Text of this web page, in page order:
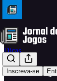
Inscreva-se
Dicas
Todos os